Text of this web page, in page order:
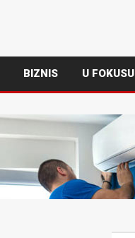
BIZNIS U FOKUSU